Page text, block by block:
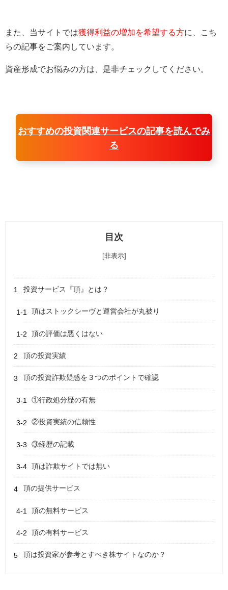
また、当サイトでは獲得利益の増加を希望する方に、こち
らの記事をご案内しています。
資産形成でお悩みの方は、是非チェックしてください。
おすすめの投資関連サービスの記事を読んでみ
る
目次
[非表示]
投資サービス『頂』とは？
頂はストックシーヴと運営会社が丸被り
頂の評価は悪くはない
頂の投資実績
頂の投資詐欺疑惑を３つのポイントで確認
①行政処分歴の有無
②投資実績の信頼性
③経歴の記載
頂は詐欺サイトでは無い
頂の提供サービス
頂の無料サービス
頂の有料サービス
頂は投資家が参考とすべき株サイトなのか？